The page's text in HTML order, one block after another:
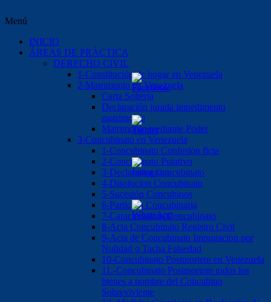
Menú
INICIO
ÁREAS DE PRÁCTICA
DERECHO CIVIL
1-Constitución de hogar en Venezuela
2-Matrimonio en Venezuela
Carta Solteria
Declaración jurada impedimento
matrimonio
Matrimonio mediante Poder
3-Concubinato en Venezuela
1-Concubinato Confesion ficta
2-Concubinato Putativo
3-Declarativa Concubinato
4-Disolucion Concubinato
5-Sucesión Concubinos
6-Partición Concubinaria
7-Caracteristicas Concubinato
8-Acta Concubinato Registro Civil
9-Acta de Concubinato Impugacion por
Nulidad o Tacha Falsedad
10-Concubinato Postmortem en Venezuela
11.-Concubinato Postmortem todos los
bienes a nombre del Concubino
Sobreviviente